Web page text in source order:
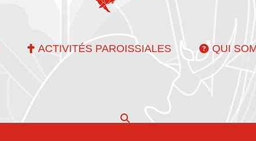
ACTIVITÉS PAROISSIALES QUI
Recherche